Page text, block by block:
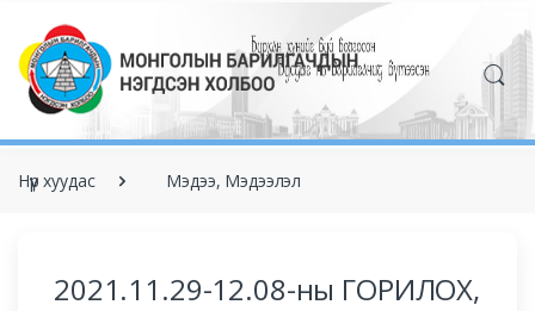
Нүүр хуудас Мэдээ, Мэдээлэл
2021.11.29-12.08-ны ГОРИЛОХ,